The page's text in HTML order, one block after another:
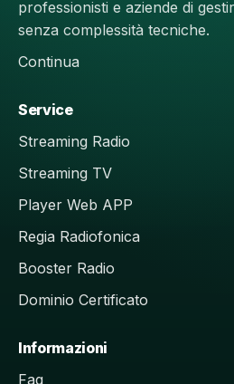
professionisti e aziende di
senza complessità tecniche.
Continua
Service
Streaming Radio
Streaming TV
Player Web APP
Regia Radiofonica
Booster Radio
Dominio Certificato
Informazioni
Faq